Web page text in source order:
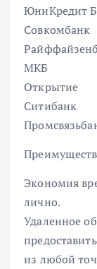
ЮниКредит
Совкомбанк
МКБ
Открытие
Ситибанк
Экономия
лично.
Удаленное
из любой